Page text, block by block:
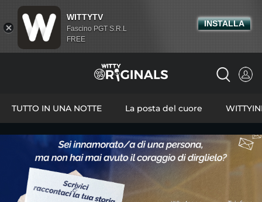
TUTTO IN UNA NOTTE La posta del cuore
WITTYTV
Fascino PGT S.R.L
FREE
INSTALLA